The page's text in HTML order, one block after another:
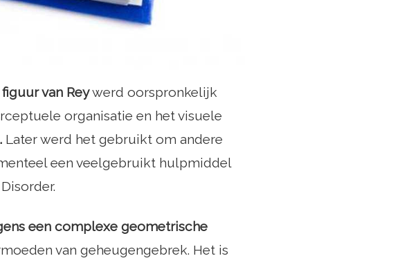
van Reywerd oorspronkelijk
organisatie en het visuele
Later werd het gebruikt om andere
een veelgebruikt hulpmiddel
een complexe geometrische
van geheugengebrek. Het is